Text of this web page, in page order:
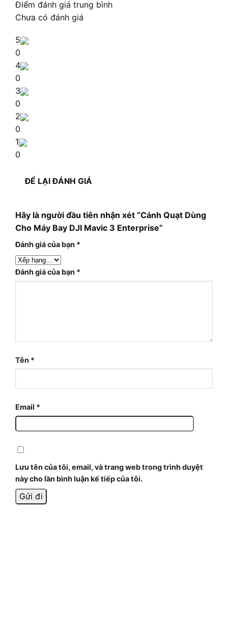
Điểm đánh giá trung bình
Chưa có đánh giá
5
0
4
0
3
0
2
0
1
0
ĐỂ LẠI ĐÁNH GIÁ
Hãy là người đầu tiên nhận xét “Cánh Quạt Dùng
Cho Máy Bay DJI Mavic 3 Enterprise”
Đánh giá của bạn *
Đánh giá của bạn *
Tên *
Email *
Lưu tên của tôi, email, và trang web trong trình duyệt
này cho lần bình luận kế tiếp của tôi.